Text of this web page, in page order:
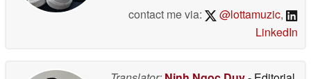
contact me via:
@lottamuzic,
LinkedIn